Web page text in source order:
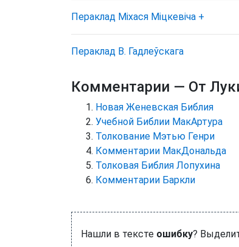
Пераклад Міхася Міцкевіча +
Пераклад В. Гадлеўскага
Комментарии — От
Новая Женевская Библия
Учебной Библии МакАртура
Толкование Мэтью Генри
Комментарии МакДональда
Толковая Библия Лопухина
Комментарии Баркли
Нашли в тексте ошибку?